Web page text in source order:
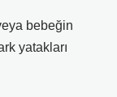
bebeğin
yatakları